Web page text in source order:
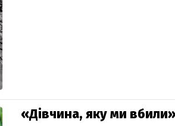
«Дівчина, яку ми